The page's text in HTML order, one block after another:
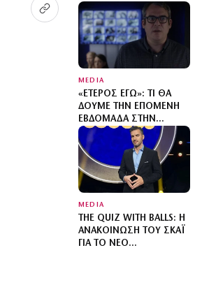
ΣΎΜΒΟΥΛΟ ΓΡΗΓΌΡΗ
ΔΗΜΗΤΡΙΆΔΗ
MEDIA
«ΈΤΕΡΟΣ ΕΓΏ»: ΤΙ ΘΑ
ΔΟΎΜΕ ΤΗΝ ΕΠΌΜΕΝΗ
ΕΒΔΟΜΆΔΑ ΣΤΗΝ
ΑΣΤΥΝΟΜΙΚΉ ΣΕΙΡΆ
ΜΥΣΤΗΡΊΟΥ
MEDIA
THE QUIZ WITH BALLS: Η
ΑΝΑΚΟΊΝΩΣΗ ΤΟΥ ΣΚΑΪ
ΓΙΑ ΤΟ ΝΈΟ